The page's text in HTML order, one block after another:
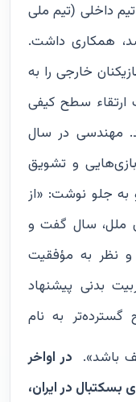
داخلی (تیم ملی
شد، همکاری داشت.
خارجی را به
ارتقاء سطح کیفی
مهندسی در سال
بازی‌هایی و تشویق
به جلو نوشت: «از
سازمان ملل، سال گفت و
نظر به مؤفقیت
بدنی پیشنهاد
به نام
باشد». در اواخر
کار پایه‌ای بسکتبال در ایران،